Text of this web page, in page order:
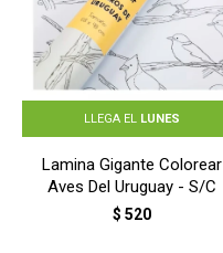
LLEGA EL LUNES
Lamina Gigante Colorear
Aves Del Uruguay - S/C
$ 520